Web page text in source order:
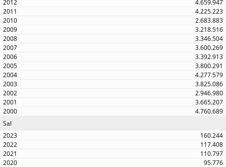
4.659.947
4.225.223
2.683.883
3.218.516
3.346.504
3.600.269
3.392.913
3.800.291
4.277.579
3.825.086
2.946.980
3.665.207
4.760.689
Sal
160.244
117.408
110.797
95.776